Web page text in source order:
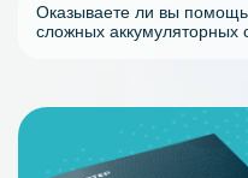
Оказываете ли вы
сложных аккумуляторных